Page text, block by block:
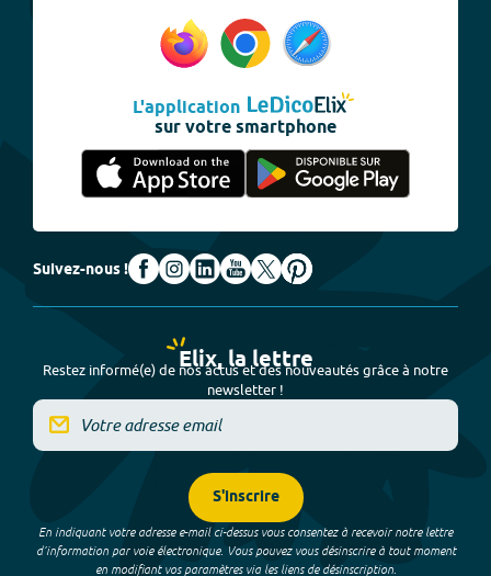
L'application
sur votre smartphone
Suivez-nous !
Elix, la lettre
Restez informé(e) de nos actus et des nouveautés grâce à notre
newsletter !
S'inscrire
En indiquant votre adresse e-mail ci-dessus vous consentez à recevoir notre lettre
d’information par voie électronique. Vous pouvez vous désinscrire à tout moment
en modifiant vos paramètres via les liens de désinscription.